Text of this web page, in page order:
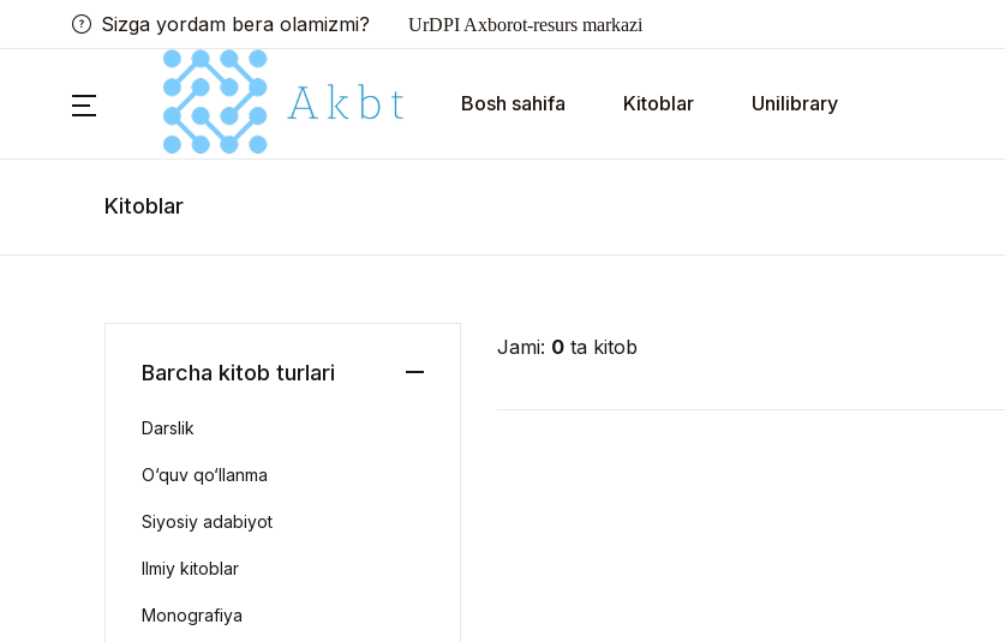
Sizga yordam bera olamizmi? UrDPI Axborot-resurs markazi
Bosh sahifa Kitoblar Unilibrary
Kitoblar
Jami: 0ta kitob
Barcha kitob turlari
Darslik
O‘quv qo‘llanma
Siyosiy adabiyot
Ilmiy kitoblar
Monografiya